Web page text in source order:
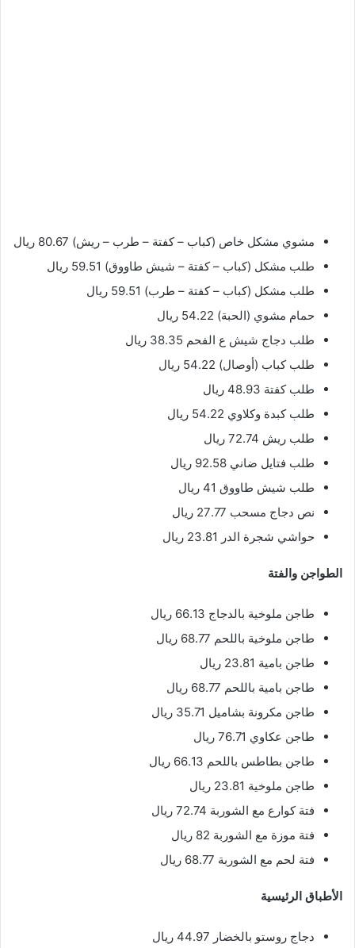
مشوي مشكل خاص (كباب – كفتة – طرب – ريش) 80.67 ريال
طلب مشكل (كباب – كفتة – شيش طاووق) 59.51 ريال
طلب مشكل (كباب – كفتة – طرب) 59.51 ريال
حمام مشوي (الحبة) 54.22 ريال
طلب دجاج شيش ع الفحم 38.35 ريال
طلب كباب (أوصال) 54.22 ريال
طلب كفتة 48.93 ريال
طلب كبدة وكلاوي 54.22 ريال
طلب ريش 72.74 ريال
طلب فتايل ضاني 92.58 ريال
طلب شيش طاووق 41 ريال
نص دجاج مسحب 27.77 ريال
حواشي شجرة الدر 23.81 ريال
الطواجن والفتة
طاجن ملوخية بالدجاج 66.13 ريال
طاجن ملوخية باللحم 68.77 ريال
طاجن بامية 23.81 ريال
طاجن بامية باللحم 68.77 ريال
طاجن مكرونة بشاميل 35.71 ريال
طاجن عكاوي 76.71 ريال
طاجن بطاطس باللحم 66.13 ريال
طاجن ملوخية 23.81 ريال
فتة كوارع مع الشوربة 72.74 ريال
فتة موزة مع الشوربة 82 ريال
فتة لحم مع الشوربة 68.77 ريال
الأطباق الرئيسية
دجاج روستو بالخضار 44.97 ريال